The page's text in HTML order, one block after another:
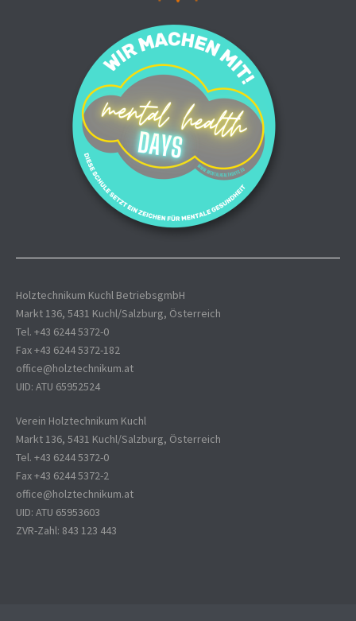
Holztechnikum Kuchl BetriebsgmbH
Markt 136, 5431 Kuchl/Salzburg, Österreich
Tel. +43 6244 5372-0
Fax +43 6244 5372-182
office@holztechnikum.at
UID: ATU 65952524
Verein Holztechnikum Kuchl
Markt 136, 5431 Kuchl/Salzburg, Österreich
Tel. +43 6244 5372-0
Fax +43 6244 5372-2
office@holztechnikum.at
UID: ATU 65953603
ZVR-Zahl: 843 123 443